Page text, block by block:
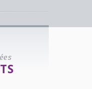
& Android.